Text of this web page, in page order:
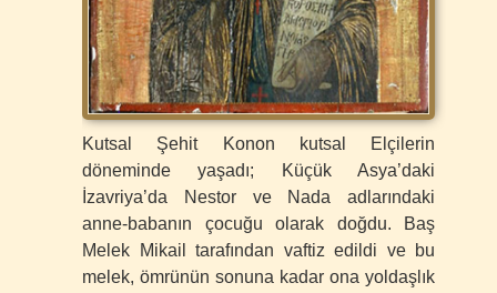
Kutsal Şehit Konon kutsal Elçilerin
döneminde yaşadı; Küçük Asya’daki
İzavriya’da Nestor ve Nada adlarındaki
anne-babanın çocuğu olarak doğdu. Baş
Melek Mikail tarafından vaftiz edildi ve bu
melek, ömrünün sonuna kadar ona yoldaşlık